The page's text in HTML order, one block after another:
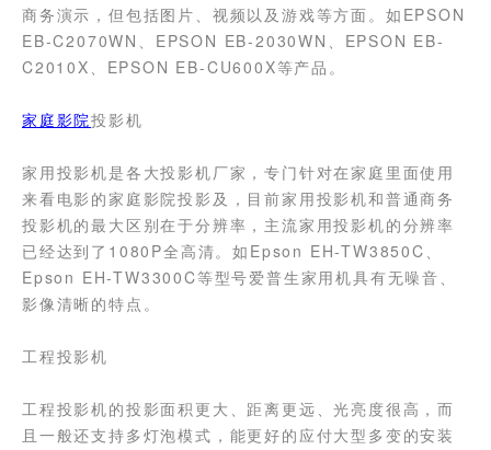
商务演示，但包括图片、视频以及游戏等方面。如EPSON
EB-C2070WN、EPSON EB-2030WN、EPSON EB-
C2010X、EPSON EB-CU600X等产品。
家庭影院投影机
家用投影机是各大投影机厂家，专门针对在家庭里面使用
来看电影的家庭影院投影及，目前家用投影机和普通商务
投影机的最大区别在于分辨率，主流家用投影机的分辨率
已经达到了1080P全高清。如Epson EH-TW3850C、
Epson EH-TW3300C等型号爱普生家用机具有无噪音、
影像清晰的特点。
工程投影机
工程投影机的投影面积更大、距离更远、光亮度很高，而
且一般还支持多灯泡模式，能更好的应付大型多变的安装